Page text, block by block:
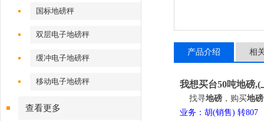
国标地磅秤
双层电子地磅秤
缓冲电子地磅秤
移动电子地磅秤
查看更多
产品介绍 相
我想买台50吨地磅,(
找寻地磅 ，购买地磅
业务：胡(销售) 转